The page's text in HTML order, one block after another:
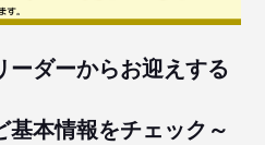
ダーからお迎えする
基本情報をチェック～